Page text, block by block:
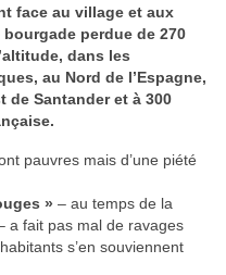
face au village et aux
perdue de 270
dans les
au Nord de l’Espagne,
de Santander et à 300
pauvres mais d’une piété
» – au temps de la
a fait pas mal de ravages
s’en souviennent